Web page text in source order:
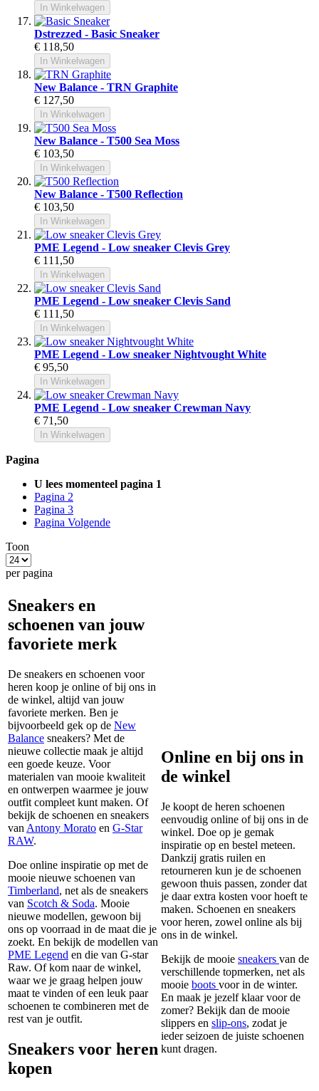
In Winkelwagen
Dstrezzed - Basic Sneaker
€ 118,50
In Winkelwagen
New Balance - TRN Graphite
€ 127,50
In Winkelwagen
New Balance - T500 Sea Moss
€ 103,50
In Winkelwagen
New Balance - T500 Reflection
€ 103,50
In Winkelwagen
PME Legend - Low sneaker Clevis Grey
€ 111,50
In Winkelwagen
PME Legend - Low sneaker Clevis Sand
€ 111,50
In Winkelwagen
PME Legend - Low sneaker Nightvought White
€ 95,50
In Winkelwagen
PME Legend - Low sneaker Crewman Navy
€ 71,50
In Winkelwagen
Pagina
U lees momenteel pagina 1
Pagina 2
Pagina 3
Pagina Volgende
Toon
per pagina
Sneakers en
schoenen van jouw
favoriete merk
De sneakers en schoenen voor
heren koop je online of bij ons in
de winkel, altijd van jouw
favoriete merken. Ben je
bijvoorbeeld gek op de New
Balance sneakers? Met de
nieuwe collectie maak je altijd
een goede keuze. Voor
materialen van mooie kwaliteit
en ontwerpen waarmee je jouw
outfit compleet kunt maken. Of
bekijk de schoenen en sneakers
van Antony Morato en G-Star
RAW.
Doe online inspiratie op met de
mooie nieuwe schoenen van
Timberland, net als de sneakers
van Scotch & Soda. Mooie
nieuwe modellen, gewoon bij
ons op voorraad in de maat die je
zoekt. En bekijk de modellen van
PME Legend en die van G-star
Raw. Of kom naar de winkel,
waar we je graag helpen jouw
maat te vinden of een leuk paar
schoenen te combineren met de
rest van je outfit.
Sneakers voor heren
kopen
Online en bij ons in
de winkel
Je koopt de heren schoenen
eenvoudig online of bij ons in de
winkel. Doe op je gemak
inspiratie op en bestel meteen.
Dankzij gratis ruilen en
retourneren kun je de schoenen
gewoon thuis passen, zonder dat
je daar extra kosten voor hoeft te
maken. Schoenen en sneakers
voor heren, zowel online als bij
ons in de winkel.
Bekijk de mooie sneakers van de
verschillende topmerken, net als
mooie boots voor in de winter.
En maak je jezelf klaar voor de
zomer? Bekijk dan de mooie
slippers en slip-ons, zodat je
ieder seizoen de juiste schoenen
kunt dragen.